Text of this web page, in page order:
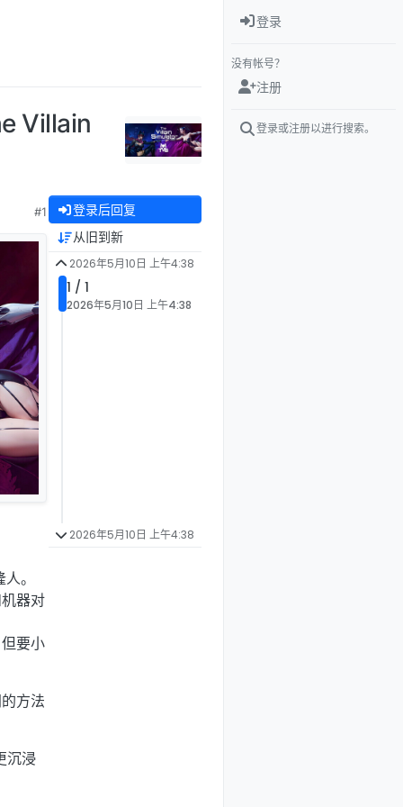
Villain
#1
。
器对
要小
方法
沉浸
登录后回复
从旧到新
2026年5月10日 上午4:38
1 / 1
2026年5月10日 上午4:38
2026年5月10日 上午4:38
登录
没有帐号？
注册
登录或注册以进行搜索。